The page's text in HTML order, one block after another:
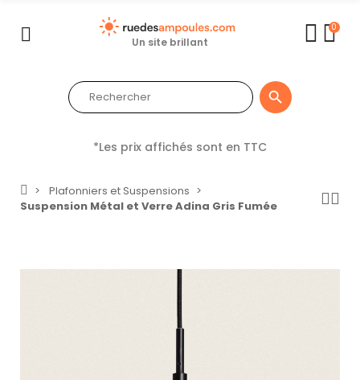
Un site brillant
0

*Les prix affichés sont en TTC
Plafonniers et Suspensions
Suspension Métal et Verre Adina Gris Fumée